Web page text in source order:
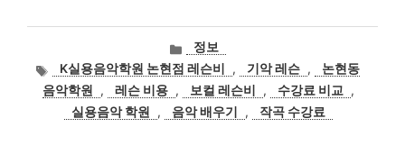
카
테
고
리
정보
태
그
K실용음악학원 논현점 레슨비 , 기악 레슨 ,
논현동
음악학원
, 레슨 비용 , 보컬 레슨비 , 수강료 비교
,
실용음악 학원
, 음악 배우기 , 작곡 수강료